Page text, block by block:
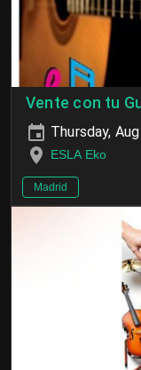
Vente con tu
Thursday,
ESLA Eko
Madrid